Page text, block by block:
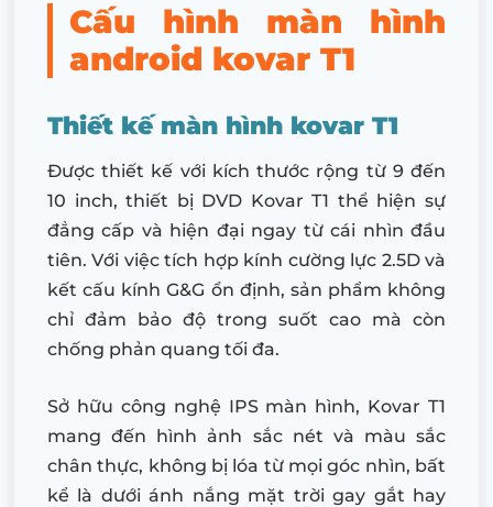
Cấu hình màn hình
android kovar T1
Thiết kế màn hình kovar T1
Được thiết kế với kích thước rộng từ 9 đến
10 inch, thiết bị DVD Kovar T1 thể hiện sự
đẳng cấp và hiện đại ngay từ cái nhìn đầu
tiên. Với việc tích hợp kính cường lực 2.5D và
kết cấu kính G&G ổn định, sản phẩm không
chỉ đảm bảo độ trong suốt cao mà còn
chống phản quang tối đa.
Sở hữu công nghệ IPS màn hình, Kovar T1
mang đến hình ảnh sắc nét và màu sắc
chân thực, không bị lóa từ mọi góc nhìn, bất
kể là dưới ánh nắng mặt trời gay gắt hay